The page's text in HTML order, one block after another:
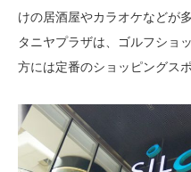
けの居酒屋やカラオケなどが
タニヤプラザは、ゴルフショ
方には定番のショッピングス